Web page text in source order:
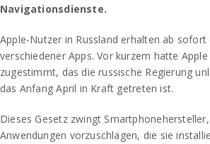
Navigationsdienste.
Apple-Nutzer in Russland erhalten ab
verschiedener Apps. Vor kurzem hatte
zugestimmt, das die russische Regierung
das Anfang April in Kraft getreten ist.
Dieses Gesetz zwingt
Anwendungen vorzuschlagen, die sie